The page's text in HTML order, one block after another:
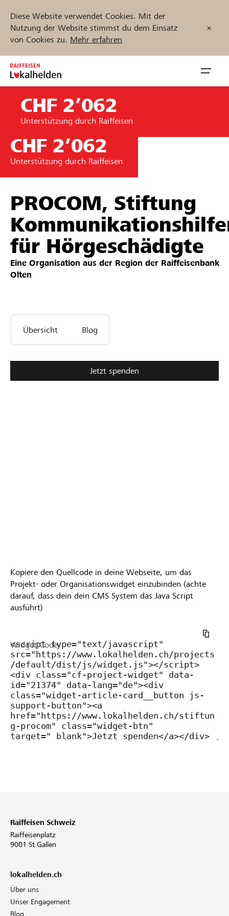
Diese Website verwendet Cookies. Mit der
Nutzung der Website stimmst du dem Einsatz
von Cookies zu. Mehr erfahren
Zum
Inhalt
springen
öffnen
Unterstützen
Hilfe & Support
Partner / Raiffeisenbank
Registrieren
Projekte und Organisationen finden
Jetzt starten
CHF 2’062
Unterstützung durch Raiffeisen
CHF 2’062
Unterstützung durch Raiffeisen
PROCOM, Stiftung
für Hörgeschädigte
Eine Organisation aus der Region der Raiffeisenbank
Olten
Übersicht Blog
Jetzt spenden
Kopiere den Quellcode in deine Webseite, um das
Projekt- oder Organisationswidget einzubinden (achte
darauf, dass dein dein CMS System das Java Script
ausführt)
Widget Code
Raiffeisen Schweiz
Raiffeisenplatz
9001 St.Gallen
lokalhelden.ch
Über uns
Unser Engagement
Blog